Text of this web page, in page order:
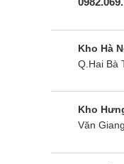
Kho Hà
Q.Hai Bà
Kho
Văn Giang